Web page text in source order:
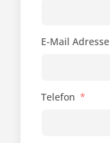
E-Mail Adresse
Telefon